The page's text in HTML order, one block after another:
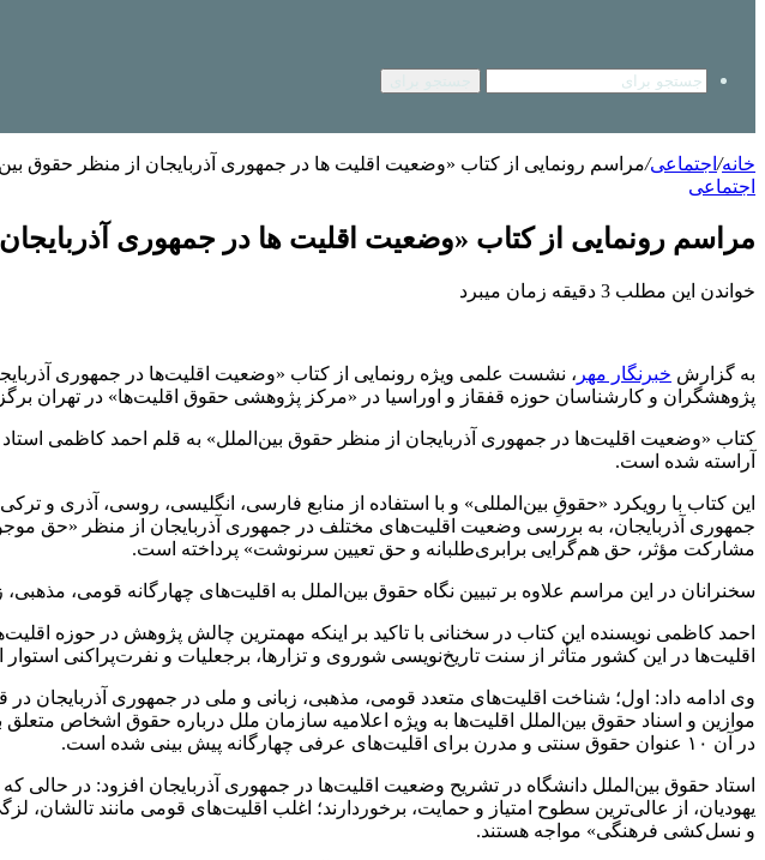
خانه/ اجتماعی/مراسم رونمایی از کتاب «وضعیت اقلیت ها در جمهوری آذربایجان از منظر حقوق
اجتماعی
مراسم رونمایی از کتاب «وضعیت اقلیت ها در جمهوری
خواندن این مطلب 3 دقیقه زمان میبرد
به گزارش خبرنگار مهر ، نشست علمی ویژه رونمایی از کتاب «وضعیت اقلیت‌ها در جمهوری
پژوهشگران و کارشناسان حوزه قفقاز و اوراسیا در «مرکز پژوهشی حقوق اقلیت‌ها» در تهران
آراسته شده است.
این کتاب با رویکرد «حقوقِ بین‌المللی» و با استفاده از منابع فارسی، انگلیسی، روسی، آذری و
جمهوری آذربایجان، به بررسی وضعیت اقلیت‌های مختلف در جمهوری آذربایجان از منظر «حق
مشارکت مؤثر، حق هم‌گرایی برابری‌طلبانه و حق تعیین سرنوشت» پرداخته است.
سخنرانان در این مراسم علاوه بر تبیین نگاه حقوق بین‌الملل به اقلیت‌های چهارگانه قومی،
احمد کاظمی نویسنده این کتاب در سخنانی با تاکید بر اینکه مهمترین چالش پژوهش در حوزه
اقلیت‌ها در این کشور متأثر از سنت تاریخ‌نویسی شوروی و تزارها، برجعلیات و نفرت‌پراکنی
وی ادامه داد: اول؛ شناخت اقلیت‌های متعدد قومی، مذهبی، زبانی و ملی در جمهوری
در آن ۱۰ عنوان حقوق سنتی و مدرن برای اقلیت‌های عرفی چهارگانه پیش بینی شده است.
استاد حقوق بین‌الملل دانشگاه در تشریح وضعیت اقلیت‌ها در جمهوری آذربایجان افزود: در حالی
یهودیان، از عالی‌ترین سطوح امتیاز و حمایت، برخوردارند؛ اغلب اقلیت‌های قومی مانند
و نسل‌کشی فرهنگی» مواجه هستند.